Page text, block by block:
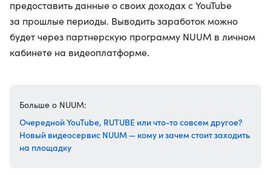
предоставить данные о своих доходах с YouTube
за прошлые периоды. Выводить заработок можно
будет через партнерскую программу NUUM в личном
кабинете на видеоплатформе.
Больше о NUUM:
Очередной YouTube, RUTUBE или что-то совсем другое?
Новый видеосервис NUUM — кому и зачем стоит заходить
на площадку